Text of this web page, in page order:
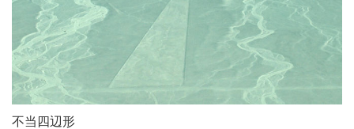
不当四辺形